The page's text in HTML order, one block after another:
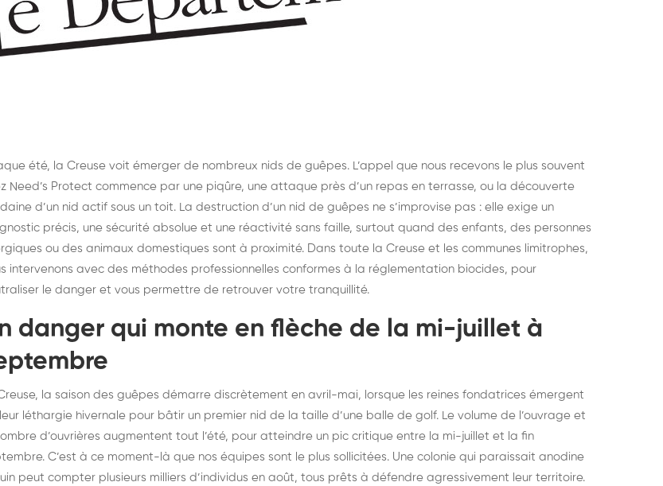
de nid de
frelons : intervention
partout en France
Destruction de nid de
frelons asiatiques :
intervention partout en
été, la Creuse voit émerger de nombreux nids de guêpes. L’appel que nous recevons le plus souvent
Need’s Protect commence par une piqûre, une attaque près d’un repas en terrasse, ou la découverte
d’un nid actif sous un toit. La destruction d’un nid de guêpes ne s’improvise pas : elle exige un
précis, une sécurité absolue et une réactivité sans faille, surtout quand des enfants, des personnes
ou des animaux domestiques sont à proximité. Dans toute la Creuse et les communes limitrophes,
intervenons avec des méthodes professionnelles conformes à la réglementation biocides, pour
le danger et vous permettre de retrouver votre tranquillité.
danger qui monte en flèche de la mi-juillet à
la saison des guêpes démarre discrètement en avril-mai, lorsque les reines fondatrices émergent
léthargie hivernale pour bâtir un premier nid de la taille d’une balle de golf. Le volume de l’ouvrage et
d’ouvrières augmentent tout l’été, pour atteindre un pic critique entre la mi-juillet et la fin
C’est à ce moment-là que nos équipes sont le plus sollicitées. Une colonie qui paraissait anodine
peut compter plusieurs milliers d’individus en août, tous prêts à défendre agressivement leur territoire.